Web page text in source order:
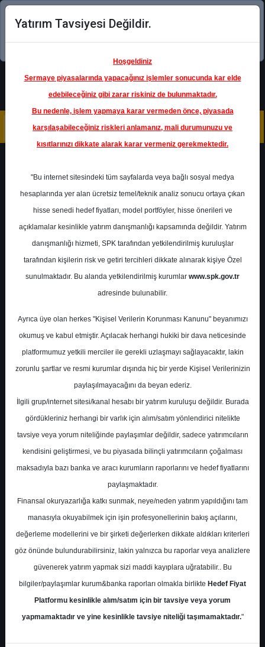
Şimdi uygulamayı indirin!
PGSUS- PEGASUS HAVA
TAŞIMACILIĞI A.Ş.
Hedef Fiyat 290.00 ₺
Getiri
%0.00
1 2
En Yüksek Tahmin
Ortalama Fiyat Tahmini
Ortalama Getiri Potansiyeli
Kurum Sayısı
18
9 2
Paralel
Get.
2
Üstü
Get.
2
Yok
2
Yatırım Tavsiyesi Değildir.
Hoşgeldiniz
Sermaye piyasalarında yapacağınız işlemler sonucunda kar elde
edebileceğiniz gibi zarar riskiniz de bulunmaktadır.
Bu nedenle, işlem yapmaya karar vermeden önce, piyasada
karşılaşabileceğiniz riskleri anlamanız, mali durumunuzu ve
kısıtlarınızı dikkate alarak karar vermeniz gerekmektedir.
"Bu internet sitesindeki tüm sayfalarda veya bağlı sosyal medya
hesaplarında yer alan ücretsiz temel/teknik analiz sonucu ortaya çıkan
hisse senedi hedef fiyatları, model portföyler, hisse önerileri ve
açıklamalar kesinlikle yatırım danışmanlığı kapsamında değildir. Yatırım
danışmanlığı hizmeti, SPK tarafından yetkilendirilmiş kuruluşlar
tarafından kişilerin risk ve getiri tercihleri dikkate alınarak kişiye Özel
sunulmaktadır. Bu alanda yetkilendirilmiş kurumlar www.spk.gov.tr
adresinde bulunabilir.
Ayrıca üye olan herkes "Kişisel Verilerin Korunması Kanunu" beyanımızı
okumuş ve kabul etmiştir. Açılacak herhangi hukiki bir dava neticesinde
platformumuz yetkili merciler ile gerekli uzlaşmayı sağlayacaktır, lakin
zorunlu şartlar ve resmi kurumlar dışında hiç bir yerde Kişisel Verilerinizin
paylaşılmayacağını da beyan ederiz.
İlgili grup/internet sitesi/kanal hesabı bir yatırım kuruluşu değildir. Burada
gördükleriniz herhangi bir varlık için alım/satım yönlendirici nitelikte
tavsiye veya yorum niteliğinde paylaşımlar değildir, sadece yatırımcıların
kendisini geliştirmesi, ve bu piyasada bilinçli yatırımcıların çoğalması
maksadıyla bazı banka ve aracı kurumların raporlarını ve hedef fiyatlarını
paylaşmaktadır.
Finansal okuryazarlığa katkı sunmak, neye/neden yatırım yapıldığını tam
manasıyla okuyabilmek için işin profesyonellerinin bakış açılarını,
değerleme modellerini ve bir şirketi değerlerken dikkate aldıkları kriterleri
göz önünde bulundurabilirsiniz, lakin yalnızca bu raporlar veya analizlere
güvenerek yatırım yapmak sizi maddi kayıplara uğratabilir.. Bu
bilgiler/paylaşımlar kurum&banka raporları olmakla birlikte Hedef Fiyat
Platformu kesinlikle alım/satım için bir tavsiye veya yorum
yapmamaktadır ve yine kesinlikle tavsiye niteliği taşımamaktadır."